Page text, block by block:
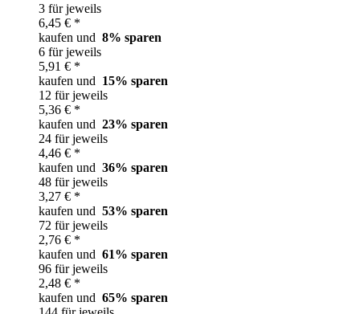
3 für jeweils
6,45 € *
kaufen und 8% sparen
6 für jeweils
5,91 € *
kaufen und 15% sparen
12 für jeweils
5,36 € *
kaufen und 23% sparen
24 für jeweils
4,46 € *
kaufen und 36% sparen
48 für jeweils
3,27 € *
kaufen und 53% sparen
72 für jeweils
2,76 € *
kaufen und 61% sparen
96 für jeweils
2,48 € *
kaufen und 65% sparen